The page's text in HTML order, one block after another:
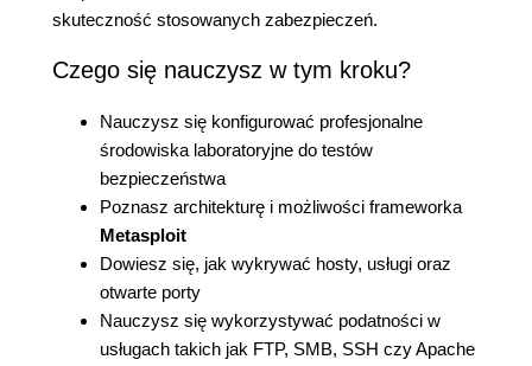
skuteczność stosowanych zabezpieczeń.
Czego się nauczysz w tym kroku?
Nauczysz się konfigurować profesjonalne
środowiska laboratoryjne do testów
bezpieczeństwa
Poznasz architekturę i możliwości frameworka
Metasploit
Dowiesz się, jak wykrywać hosty, usługi oraz
otwarte porty
Nauczysz się wykorzystywać podatności w
usługach takich jak FTP, SMB, SSH czy Apache